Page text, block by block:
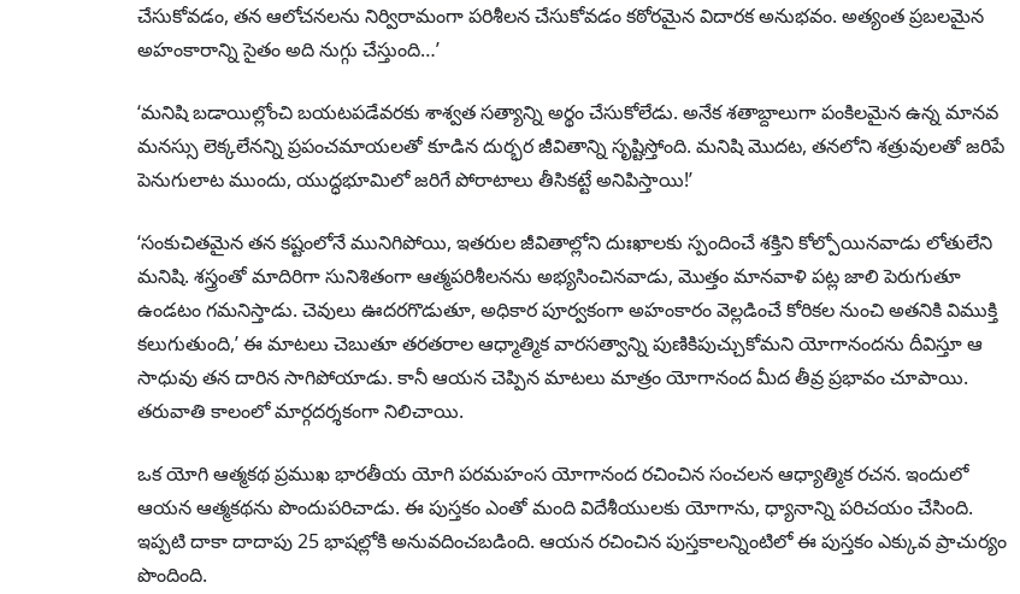
చేసుకోవడం, తన ఆలోచనలను నిర్విరామంగా పరిశీలన చేసుకోవడం కఠోరమైన విదారక అనుభవం. అత్యంత ప్రబలమైన
అహంకారాన్ని సైతం అది నుగ్గు చేస్తుంది…’
‘మనిషి బడాయిల్లోంచి బయటపడేవరకు శాశ్వత సత్యాన్ని అర్థం చేసుకోలేడు. అనేక శతాబ్దాలుగా పంకిలమైన ఉన్న మానవ
మనస్సు లెక్కలేనన్ని ప్రపంచమాయలతో కూడిన దుర్భర జీవితాన్ని సృష్టిస్తోంది. మనిషి మొదట, తనలోని శత్రువులతో జరిపే
పెనుగులాట ముందు, యుద్ధభూమిలో జరిగే పోరాటాలు తీసికట్టే అనిపిస్తాయి!’
‘సంకుచితమైన తన కష్టంలోనే మునిగిపోయి, ఇతరుల జీవితాల్లోని దుఃఖాలకు స్పందించే శక్తిని కోల్పోయినవాడు లోతులేని
మనిషి. శస్త్రంతో మాదిరిగా సునిశితంగా ఆత్మపరిశీలనను అభ్యసించినవాడు, మొత్తం మానవాళి పట్ల జాలి పెరుగుతూ
ఉండటం గమనిస్తాడు. చెవులు ఊదరగొడుతూ, అధికార పూర్వకంగా అహంకారం వెల్లడించే కోరికల నుంచి అతనికి విముక్తి
కలుగుతుంది,’ ఈ మాటలు చెబుతూ తరతరాల ఆధ్మాత్మిక వారసత్వాన్ని పుణికిపుచ్చుకోమని యోగానందను దీవిస్తూ ఆ
సాధువు తన దారిన సాగిపోయాడు. కానీ ఆయన చెప్పిన మాటలు మాత్రం యోగానంద మీద తీవ్ర ప్రభావం చూపాయి.
తరువాతి కాలంలో మార్గదర్శకంగా నిలిచాయి.
ఒక యోగి ఆత్మకథ ప్రముఖ భారతీయ యోగి పరమహంస యోగానంద రచించిన సంచలన ఆధ్యాత్మిక రచన. ఇందులో
ఆయన ఆత్మకథను పొందుపరిచాడు. ఈ పుస్తకం ఎంతో మంది విదేశీయులకు యోగాను, ధ్యానాన్ని పరిచయం చేసింది.
ఇప్పటి దాకా దాదాపు 25 భాషల్లోకి అనువదించబడింది. ఆయన రచించిన పుస్తకాలన్నింటిలో ఈ పుస్తకం ఎక్కువ ప్రాచుర్యం
పొందింది.